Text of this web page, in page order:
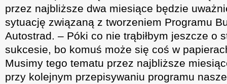
przez najbliższe dwa miesiące będzie
sytuację związaną z tworzeniem Programu
Autostrad. – Póki co nie trąbiłbym jeszcze o
sukcesie, bo komuś może się coś w
Musimy tego tematu przez najbliższe
przy kolejnym przepisywaniu programu